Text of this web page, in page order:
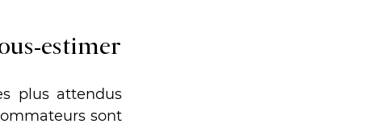
estimer
plus attendus
sont